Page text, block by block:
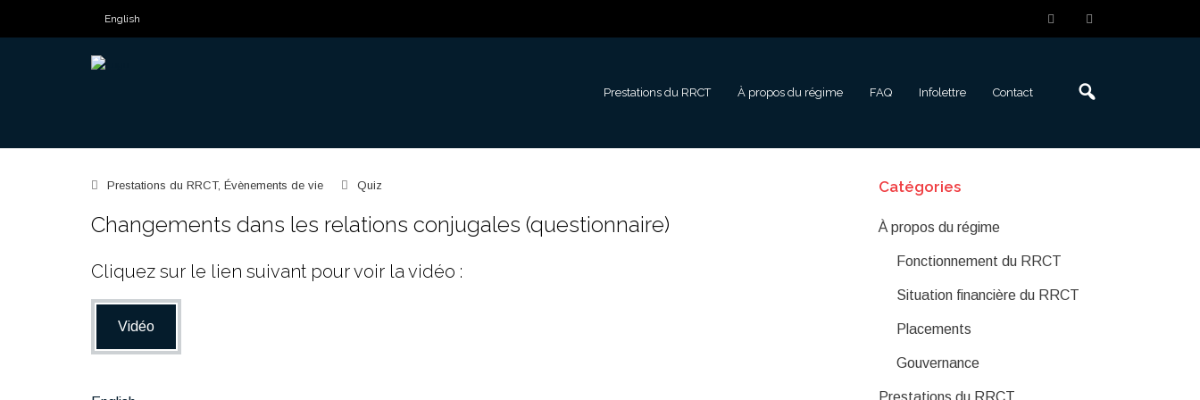
English
Prestations du RRCT À propos du régime FAQ Infolettre Contact
Prestations du RRCT, Évènements de vie Quiz
Changements dans les relations conjugales (questionnaire)
Cliquez sur le lien suivant pour voir la vidéo :
Vidéo
Catégories
À propos du régime
Fonctionnement du RRCT
Situation financière du RRCT
Placements
Gouvernance
Prestations du RRCT